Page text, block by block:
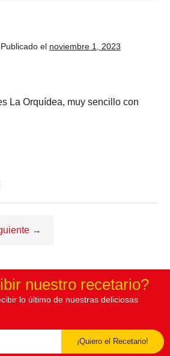
Publicado el noviembre 1, 2023
La Orquídea, muy sencillo con
→
nuestro recetario?
lo último de nuestras deliciosas
¡Quiero el Recetario!